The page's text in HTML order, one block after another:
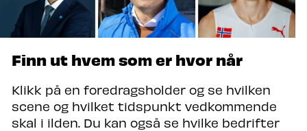
Finn ut hvem som er hvor når
Klikk på en foredragsholder og se hvilken
scene og hvilket tidspunkt vedkommende
skal i ilden. Du kan også se hvilke bedrifter